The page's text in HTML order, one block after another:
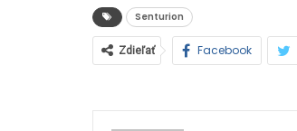
Senturion
Zdieľať Facebook